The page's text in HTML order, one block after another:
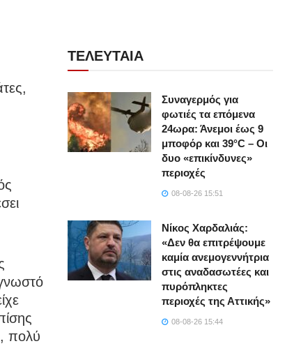
πολύ
ΤΕΛΕΥΤΑΙΑ
Συναγερμός για
φωτιές τα επόμενα
24ωρα: Άνεμοι έως 9
μποφόρ και 39°C – Οι
δυο «επικίνδυνες»
περιοχές
08-08-26 15:51
Νίκος Χαρδαλιάς:
«Δεν θα επιτρέψουμε
καμία ανεμογεννήτρια
στις αναδασωτέες και
πυρόπληκτες
περιοχές της Αττικής»
08-08-26 15:44